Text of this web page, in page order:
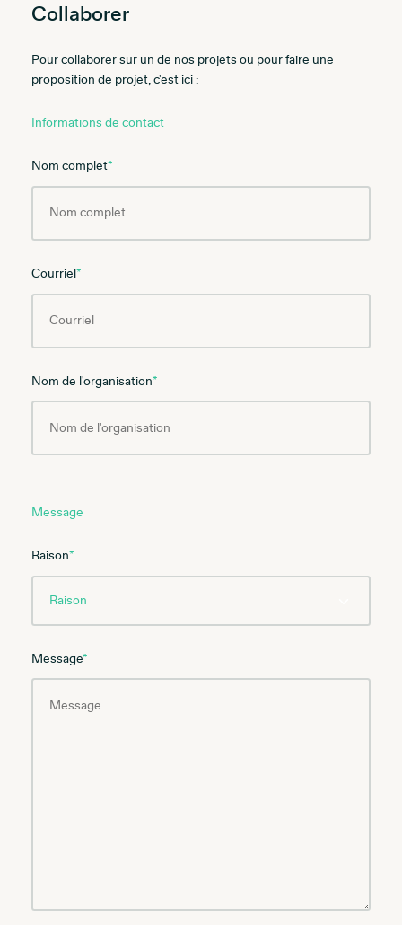
Collaborer
Pour collaborer sur un de nos projets ou pour faire une
proposition de projet, c'est ici :
Informations de contact
Nom complet*
Courriel*
Nom de l'organisation*
Message
Raison*
Message*